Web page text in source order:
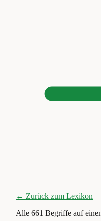
← Zurück zum Lexikon
Alle 661 Begriffe auf